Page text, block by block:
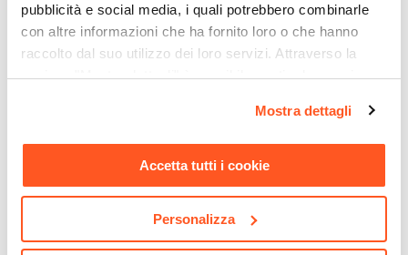
pubblicità e social media, i quali potrebbero combinarle
con altre informazioni che ha fornito loro o che hanno
raccolto dal suo utilizzo dei loro servizi. Attraverso la
sezione "Mostra dettagli" è possibile gestire le proprie
momento. Per maggiori informazioni si invita a leggere la
nostraCookie Policy.
Mostra dettagli
Accetta tutti i cookie
Personalizza
Riepilogo Caratteristiche
Sinatra
Libreria
165 cm
Ti suggeriamo anche